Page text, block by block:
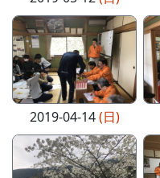
2019-04-14(日)